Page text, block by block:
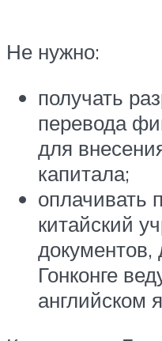
Не нужно:
получать
перевода
для
капитала;
оплачивать
китайский
документов,
Гонконге
английском